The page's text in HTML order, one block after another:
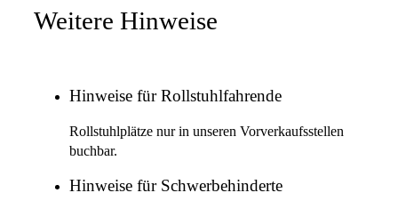
Weitere Hinweise
Hinweise für Rollstuhlfahrende
Rollstuhlplätze nur in unseren Vorverkaufsstellen
buchbar.
Hinweise für Schwerbehinderte